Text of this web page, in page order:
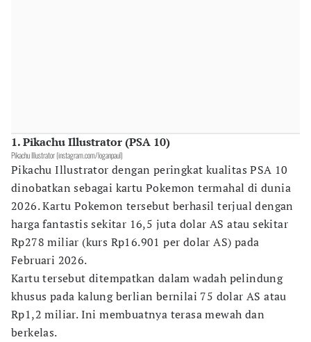
1. Pikachu Illustrator (PSA 10)
Pikachu Illustrator (instagram.com/loganpaul)
Pikachu Illustrator dengan peringkat kualitas PSA 10
dinobatkan sebagai kartu Pokemon termahal di dunia
2026. Kartu Pokemon tersebut berhasil terjual dengan
harga fantastis sekitar 16,5 juta dolar AS atau sekitar
Rp278 miliar (kurs Rp16.901 per dolar AS) pada
Februari 2026.
Kartu tersebut ditempatkan dalam wadah pelindung
khusus pada kalung berlian bernilai 75 dolar AS atau
Rp1,2 miliar. Ini membuatnya terasa mewah dan
berkelas.